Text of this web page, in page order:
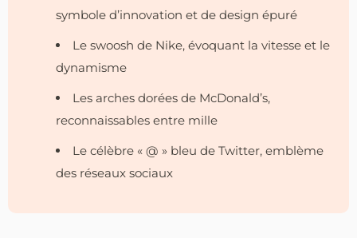
symbole d’innovation et de design épuré
Le swoosh de Nike, évoquant la vitesse et le
dynamisme
Les arches dorées de McDonald’s,
reconnaissables entre mille
Le célèbre « @ » bleu de Twitter, emblème
des réseaux sociaux